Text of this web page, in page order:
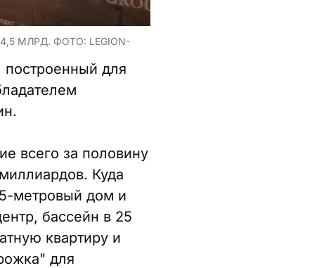
МЛРД. ФОТО: LEGION-
построенный для
всего за половину
Куда
метровый дом и
бассейн в 25
квартиру и
для